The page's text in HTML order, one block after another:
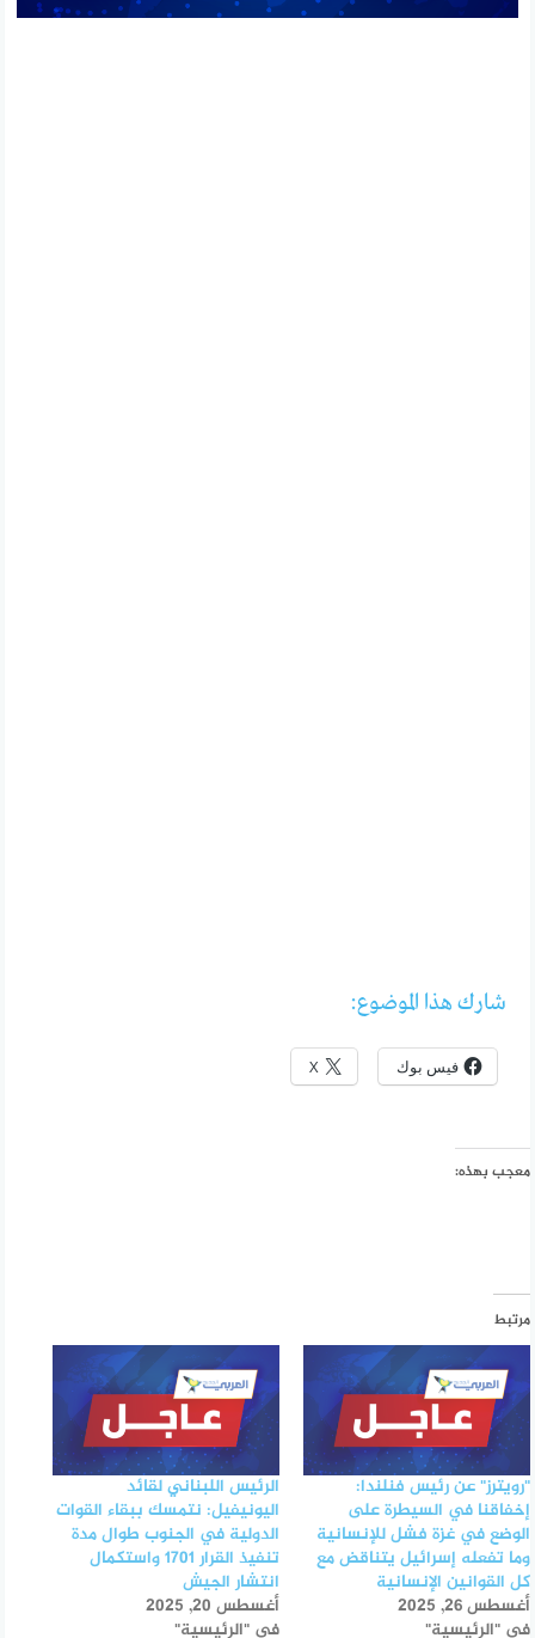
شارك هذا الموضوع:
فيس بوك X
معجب بهذه:
مرتبط
"رويترز" عن رئيس فنلندا:
إخفاقنا في السيطرة على
الوضع في غزة فشل للإنسانية
وما تفعله إسرائيل يتناقض مع
كل القوانين الإنسانية
أغسطس 26, 2025
في "الرئيسية"
الرئيس اللبناني لقائد
اليونيفيل: نتمسك ببقاء القوات
الدولية في الجنوب طوال مدة
تنفيذ القرار 1701 واستكمال
انتشار الجيش
أغسطس 20, 2025
في "الرئيسية"